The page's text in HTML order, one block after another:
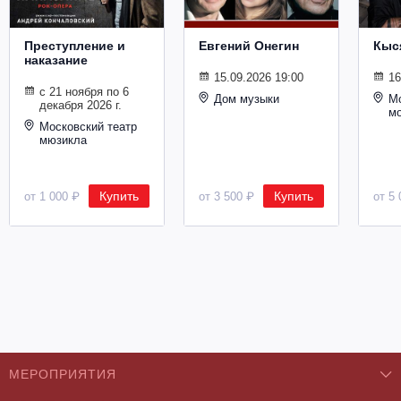
Металл
Преступление и
наказание
с 21 ноября по 6
декабря 2026 г.
Московский театр
мюзикла
от 1 000 ₽ Купить
Евгений Онегин
15.09.2026 19:00
Дом музыки
от 3 500 ₽ Купить от 5
МЕРОПРИЯТИЯ